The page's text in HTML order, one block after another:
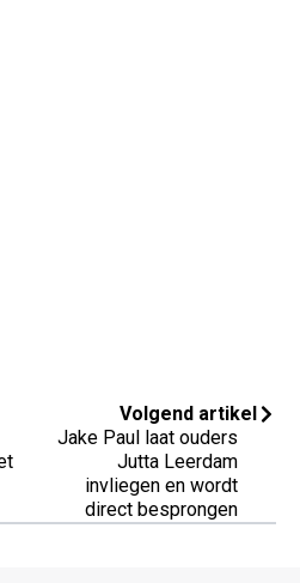
Volgend artikel
Jake Paul laat ouders
Jutta Leerdam
invliegen en wordt
direct besprongen